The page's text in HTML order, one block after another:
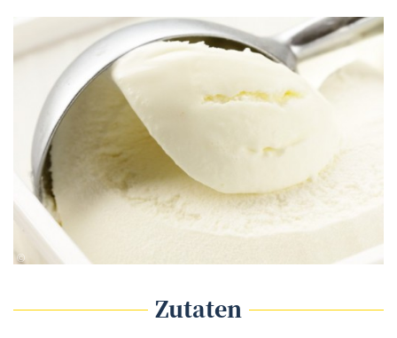
©Picasa - fotolia.com
Zutaten